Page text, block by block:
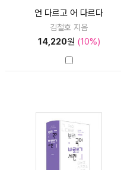
언 다르고 어 다르다
김철호 지음
14,220원 (10%)